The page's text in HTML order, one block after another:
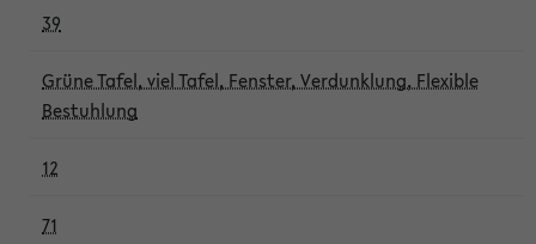
39
Grüne Tafel, viel Tafel, Fenster, Verdunklung, Flexible
Bestuhlung
12
71